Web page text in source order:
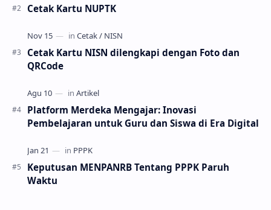
Cetak Kartu NUPTK
Cetak Kartu NISN dilengkapi dengan Foto dan
QRCode
Platform Merdeka Mengajar: Inovasi
Pembelajaran untuk Guru dan Siswa di Era Digital
Keputusan MENPANRB Tentang PPPK Paruh
Waktu